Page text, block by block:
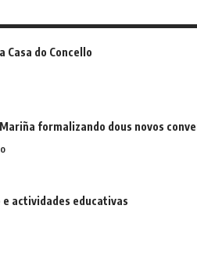
do Concello
formalizando dous novos
actividades educativas